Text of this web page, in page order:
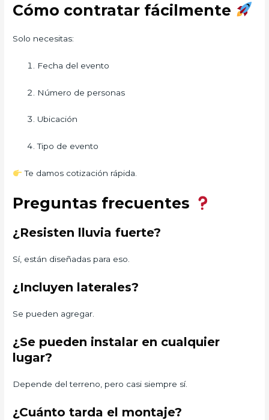
Cómo contratar fácilmente
Solo necesitas:
Fecha del evento
Número de personas
Ubicación
Tipo de evento
Te damos cotización rápida.
Preguntas frecuentes
¿Resisten lluvia fuerte?
Sí, están diseñadas para eso.
¿Incluyen laterales?
Se pueden agregar.
¿Se pueden instalar en cualquier
lugar?
Depende del terreno, pero casi siempre sí.
¿Cuánto tarda el montaje?